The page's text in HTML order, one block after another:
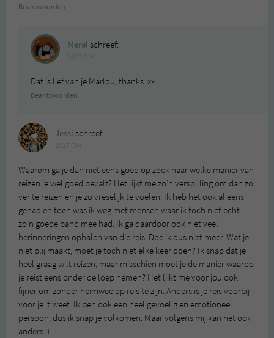
Beantwoorden
Merel schreef:
Dat is lief van je Marlou, thanks. xx
Beantwoorden
Jessi schreef:
Waarom ga je dan niet eens goed op zoek naar welke manier van
reizen je wel goed bevalt? Het lijkt me zo’n verspilling om dan zo
ver te reizen en je zo vreselijk te voelen. Ik heb het ook al eens
gehad en toen was ik weg met mensen waar ik toch niet echt
zo’n goede band mee had. Ik ga daardoor ook niet veel
herinneringen ophalen van die reis. Doe ik dus niet meer. Wat je
niet blij maakt, moet je toch niet elke keer doen? Ik snap dat je
heel graag wilt reizen, maar misschien moet je de manier waarop
je reist eens onder de loep nemen? Het lijkt me voor jou ook
fijner om zonder heimwee op reis te zijn. Anders is je reis voorbij
voor je ‘t weet. Ik ben ook een heel gevoelig en emotioneel
persoon, dus ik snap je volkomen. Maar volgens mij kan het ook
anders :)